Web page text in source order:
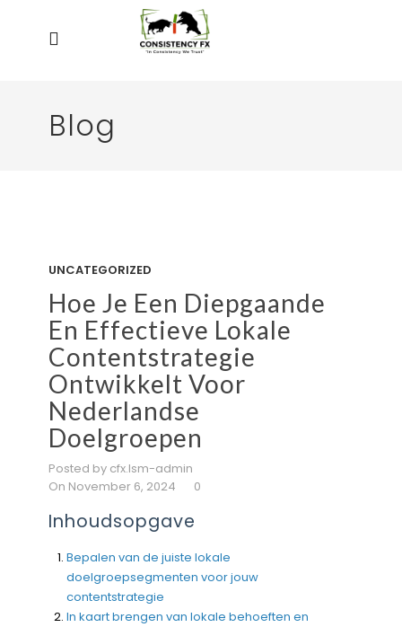
Blog
UNCATEGORIZED
Hoe Je Een Diepgaande
En Effectieve Lokale
Contentstrategie
Ontwikkelt Voor
Nederlandse
Doelgroepen
Posted by cfx.lsm-admin
On November 6, 2024
0
Inhoudsopgave
Bepalen van de juiste lokale
doelgroepsegmenten voor jouw
contentstrategie
In kaart brengen van lokale behoeften en